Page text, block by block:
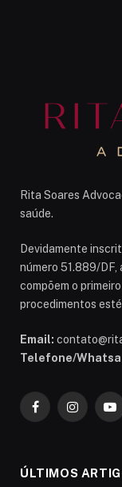
Rita Soares
saúde.
Devidamente
número 51.889/DF,
compõem o
procedimentos
Email:
Telefone/
Facebook
ÚLTIMOS